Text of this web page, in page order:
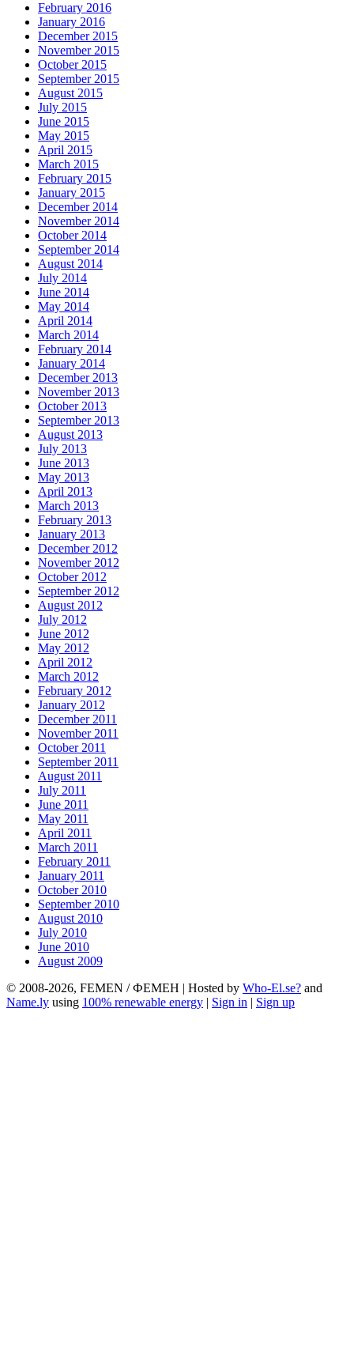
February 2016
January 2016
December 2015
November 2015
October 2015
September 2015
August 2015
July 2015
June 2015
May 2015
April 2015
March 2015
February 2015
January 2015
December 2014
November 2014
October 2014
September 2014
August 2014
July 2014
June 2014
May 2014
April 2014
March 2014
February 2014
January 2014
December 2013
November 2013
October 2013
September 2013
August 2013
July 2013
June 2013
May 2013
April 2013
March 2013
February 2013
January 2013
December 2012
November 2012
October 2012
September 2012
August 2012
July 2012
June 2012
May 2012
April 2012
March 2012
February 2012
January 2012
December 2011
November 2011
October 2011
September 2011
August 2011
July 2011
June 2011
May 2011
April 2011
March 2011
February 2011
January 2011
October 2010
September 2010
August 2010
July 2010
June 2010
August 2009
© 2008-2026, FEMEN / ФЕМЕН | Hosted by Who-El.se? and
Name.ly using 100% renewable energy | Sign in | Sign up